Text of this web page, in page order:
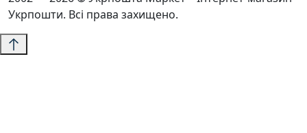
Укрпошти. Всі права захищено.